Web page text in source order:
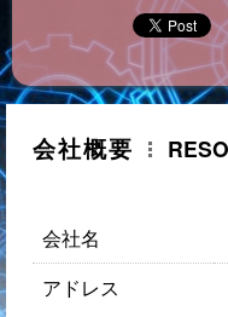
会社概要
会社名
アドレス